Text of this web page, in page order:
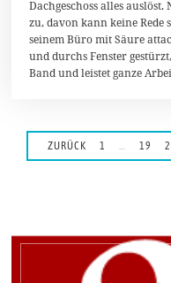
l
2
0
1
4
Dachgeschoss alles
zu, davon kann keine
seinem Büro mit Säure
und durchs Fenster
Band und leistet ganze
ZURÜCK 1 … 19